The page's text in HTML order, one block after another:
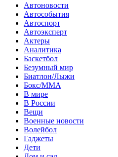
Автоновости
Автособытия
Автоспорт
Автоэксперт
Актеры
Аналитика
Баскетбол
Безумный мир
Биатлон/Лыжи
Бокс/MMA
В мире
В России
Вещи
Военные новости
Волейбол
Гаджеты
Дети